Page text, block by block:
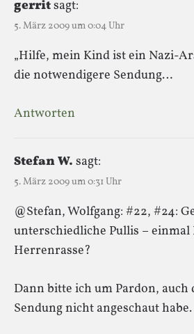
gerritsagt:
5. März 2009 um 0:04 Uhr
„Hilfe, mein Kind ist ein Nazi-
die notwendigere Sendung…
Antworten
Stefan W. sagt:
5. März 2009 um 0:31 Uhr
@Stefan, Wolfgang: #22, #24:
unterschiedliche Pullis –
Herrenrasse?
Dann bitte ich um Pardon, auch
Sendung nicht angeschaut habe.